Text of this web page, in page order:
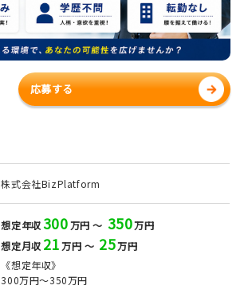
応募する
株式会社BizPlatform
想定年収300万円 ～ 350万円
想定月収 21万円 ～ 25万円
《想定年収》
300万円～350万円